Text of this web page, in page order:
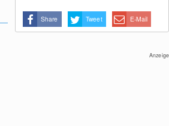
Share Tweet E-Mail
Anzeige